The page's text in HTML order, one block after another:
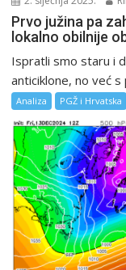
Prvo južina pa
lokalno obilnije
Ispratli smo staru i
anticiklone, no već s
Analiza PGŽ i Hrvatska